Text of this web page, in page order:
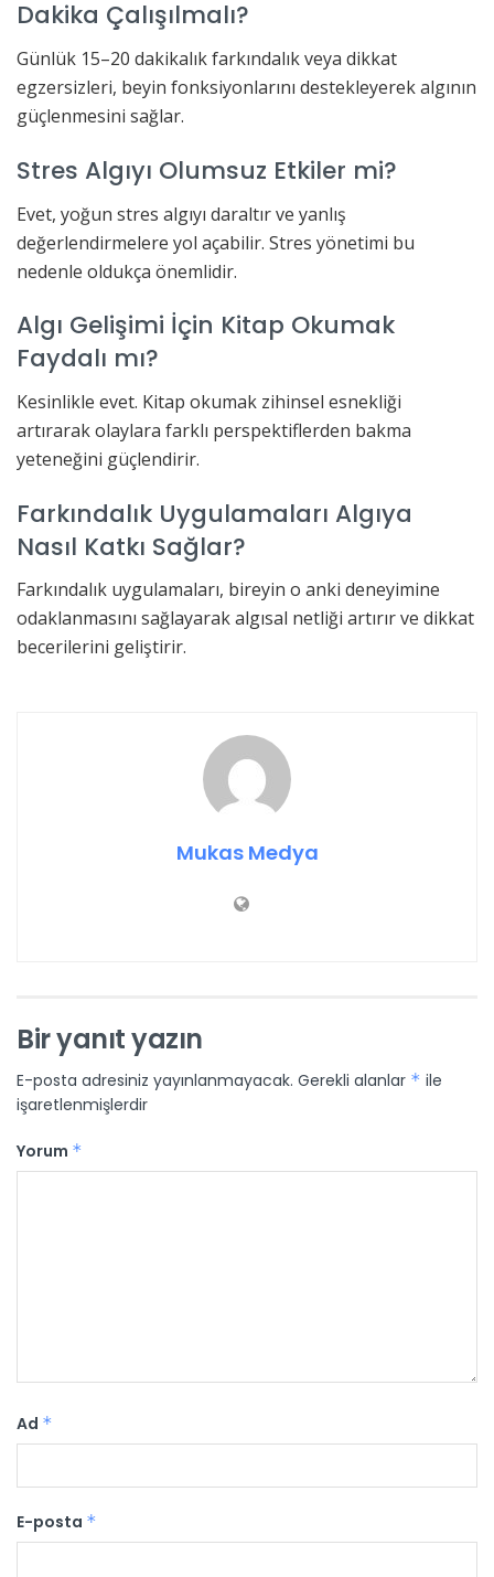
Dakika Çalışılmalı?
Günlük 15–20 dakikalık farkındalık veya dikkat
egzersizleri, beyin fonksiyonlarını destekleyerek algının
güçlenmesini sağlar.
Stres Algıyı Olumsuz Etkiler mi?
Evet, yoğun stres algıyı daraltır ve yanlış
değerlendirmelere yol açabilir. Stres yönetimi bu
nedenle oldukça önemlidir.
Algı Gelişimi İçin Kitap Okumak
Faydalı mı?
Kesinlikle evet. Kitap okumak zihinsel esnekliği
artırarak olaylara farklı perspektiflerden bakma
yeteneğini güçlendirir.
Farkındalık Uygulamaları Algıya
Nasıl Katkı Sağlar?
Farkındalık uygulamaları, bireyin o anki deneyimine
odaklanmasını sağlayarak algısal netliği artırır ve dikkat
becerilerini geliştirir.
Mukas Medya
Bir yanıt yazın
E-posta adresiniz yayınlanmayacak. Gerekli alanlar * ile
işaretlenmişlerdir
Yorum *
Ad *
E-posta *